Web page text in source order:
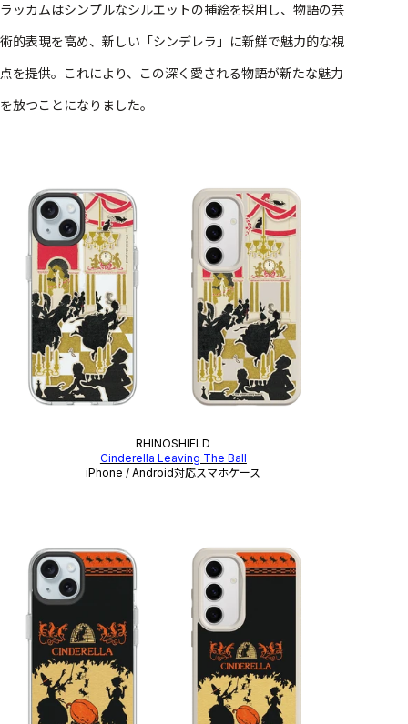
ラッカムはシンプルなシルエットの挿絵を採用し、物語の芸
術的表現を高め、新しい「シンデレラ」に新鮮で魅力的な視
点を提供。これにより、この深く愛される物語が新たな魅力
を放つことになりました。
RHINOSHIELD
Cinderella Leaving The Ball
iPhone / Android対応スマホケース